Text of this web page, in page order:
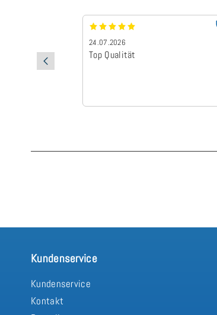
24.07.2026
Top Qualität
Kundenservice
Kundenservice
Kontakt